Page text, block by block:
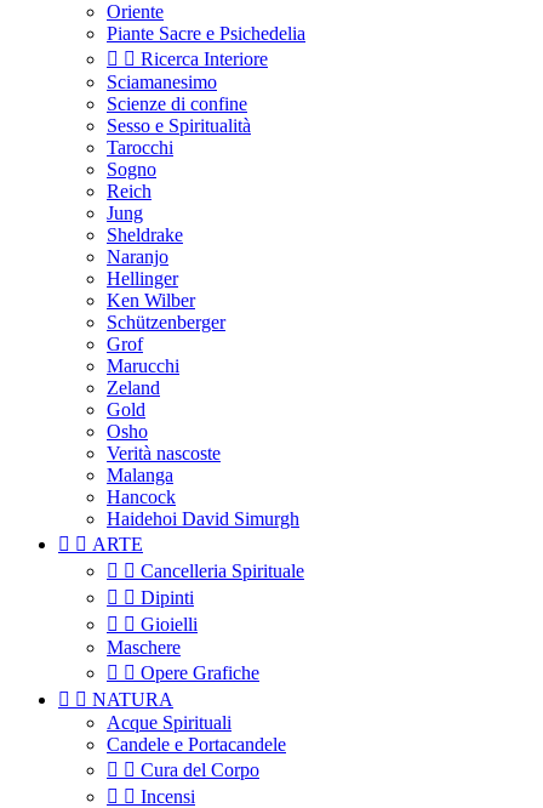
Oriente
Piante Sacre e Psichedelia
  Ricerca Interiore
Sciamanesimo
Scienze di confine
Sesso e Spiritualità
Tarocchi
Sogno
Reich
Jung
Sheldrake
Naranjo
Hellinger
Ken Wilber
Schützenberger
Grof
Marucchi
Zeland
Gold
Osho
Verità nascoste
Malanga
Hancock
Haidehoi David Simurgh
  ARTE
  Cancelleria Spirituale
  Dipinti
  Gioielli
Maschere
  Opere Grafiche
  NATURA
Acque Spirituali
Candele e Portacandele
  Cura del Corpo
  Incensi